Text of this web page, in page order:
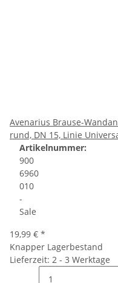
Avenarius Brause-
rund, DN 15, Linie
Artikelnummer:
900
6960
010
-
Sale
19,99 € *
Knapper Lagerbestand
Lieferzeit: 2 - 3 Werktage